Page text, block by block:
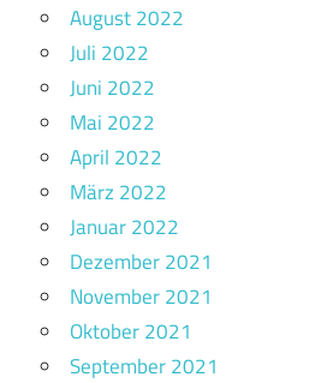
August 2022
Juli 2022
Juni 2022
Mai 2022
April 2022
März 2022
Januar 2022
Dezember 2021
November 2021
Oktober 2021
September 2021